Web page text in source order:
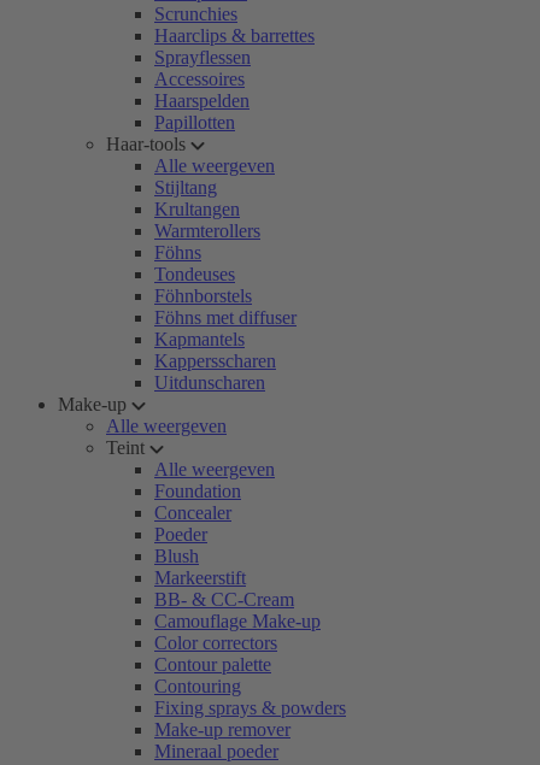
Scrunchies
Haarclips & barrettes
Sprayflessen
Accessoires
Haarspelden
Papillotten
Haar-tools
Alle weergeven
Stijltang
Krultangen
Warmterollers
Föhns
Tondeuses
Föhnborstels
Föhns met diffuser
Kapmantels
Kappersscharen
Uitdunscharen
Make-up
Alle weergeven
Teint
Alle weergeven
Foundation
Concealer
Poeder
Blush
Markeerstift
BB- & CC-Cream
Camouflage Make-up
Color correctors
Contour palette
Contouring
Fixing sprays & powders
Make-up remover
Mineraal poeder